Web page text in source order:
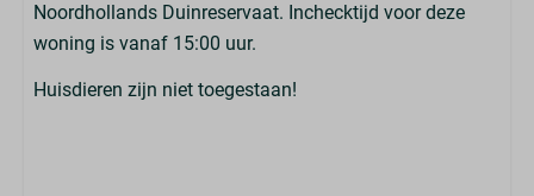
Noordhollands Duinreservaat. Inchecktijd voor deze
woning is vanaf 15:00 uur.
Huisdieren zijn niet toegestaan!